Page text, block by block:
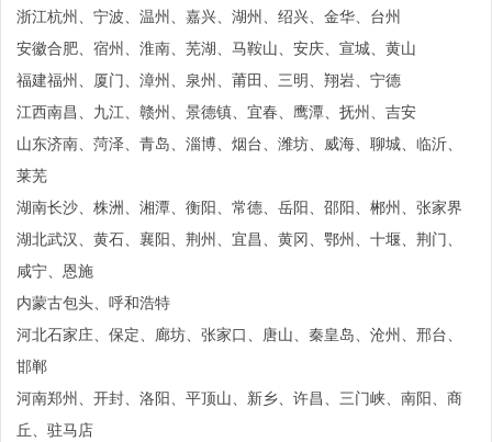
浙江杭州、宁波、温州、嘉兴、湖州、绍兴、金华、台州
安徽合肥、宿州、淮南、芜湖、马鞍山、安庆、宣城、黄山
福建福州、厦门、漳州、泉州、莆田、三明、翔岩、宁德
江西南昌、九江、赣州、景德镇、宜春、鹰潭、抚州、吉安
山东济南、菏泽、青岛、淄博、烟台、潍坊、威海、聊城、临沂、
莱芜
湖南长沙、株洲、湘潭、衡阳、常德、岳阳、邵阳、郴州、张家界
湖北武汉、黄石、襄阳、荆州、宜昌、黄冈、鄂州、十堰、荆门、
咸宁、恩施
内蒙古包头、呼和浩特
河北石家庄、保定、廊坊、张家口、唐山、秦皇岛、沧州、邢台、
邯郸
河南郑州、开封、洛阳、平顶山、新乡、许昌、三门峡、南阳、商
丘、驻马店